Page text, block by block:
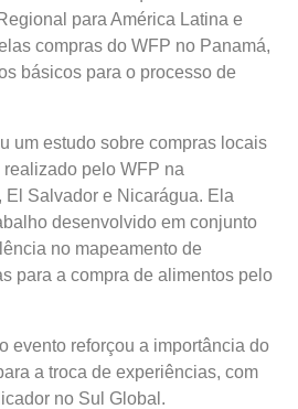
para América Latina e
compras do WFP no Panamá,
básicos para o processo de
um estudo sobre compras locais
pelo WFP na
El Salvador e Nicarágua. Ela
desenvolvido em conjunto
no mapeamento de
para a compra de alimentos pelo
evento reforçou a importância do
a troca de experiências, com
no Sul Global.